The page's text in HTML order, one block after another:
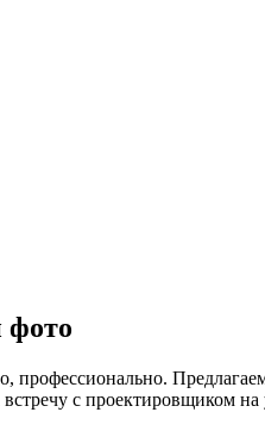
фото
профессионально.
с проектировщиком на